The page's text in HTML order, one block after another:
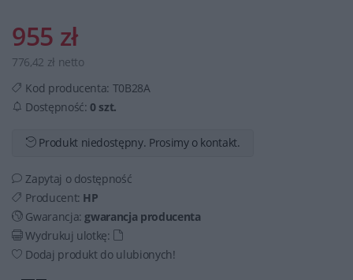
955 zł
776,42 zł netto
Kod producenta: T0B28A
Dostępność:0 szt.
Produkt niedostępny. Prosimy o kontakt.
Zapytaj o dostępność
Producent: HP
Gwarancja: gwarancja producenta
Wydrukuj ulotkę:
Dodaj produkt do ulubionych!